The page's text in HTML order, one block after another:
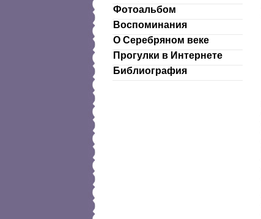
Фотоальбом
Воспоминания
О Серебряном веке
Прогулки в Интернете
Библиография